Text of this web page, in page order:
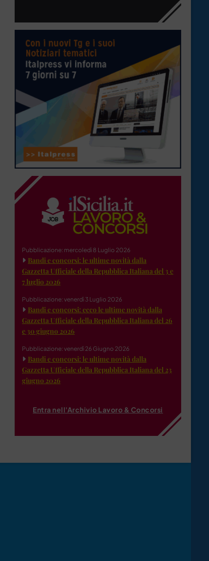
Pubblicazione: mercoledì 8 Luglio 2026
Bandi e concorsi: le ultime novità dalla
Gazzetta Ufficiale della Repubblica Italiana del 3 e
7 luglio 2026
Pubblicazione: venerdì 3 Luglio 2026
Bandi e concorsi: ecco le ultime novità dalla
Gazzetta Ufficiale della Repubblica Italiana del 26
e 30 giugno 2026
Pubblicazione: venerdì 26 Giugno 2026
Bandi e concorsi: le ultime novità dalla
Gazzetta Ufficiale della Repubblica Italiana del 23
giugno 2026
Entra nell'Archivio Lavoro & Concorsi